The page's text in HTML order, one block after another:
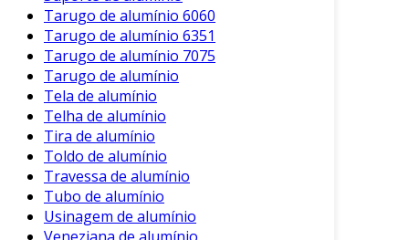
Tarugo de alumínio 6060
Tarugo de alumínio 6351
Tarugo de alumínio 7075
Tarugo de alumínio
Tela de alumínio
Telha de alumínio
Tira de alumínio
Toldo de alumínio
Travessa de alumínio
Tubo de alumínio
Usinagem de alumínio